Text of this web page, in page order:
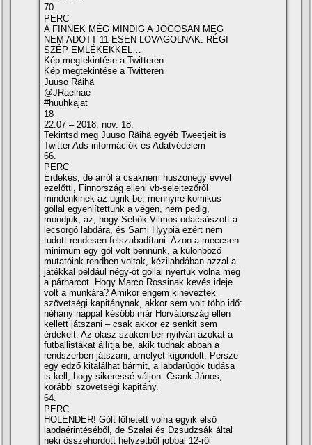
70.
PERC
A FINNEK MÉG MINDIG A JOGOSAN MEG
NEM ADOTT 11-ESEN LOVAGOLNAK. RÉGI
SZÉP EMLÉKEKKEL…
Kép megtekintése a Twitteren
Kép megtekintése a Twitteren
Juuso Räihä
@JRaeihae
#huuhkajat
18
22:07 – 2018. nov. 18.
Tekintsd meg Juuso Räihä egyéb Tweetjeit is
Twitter Ads-információk és Adatvédelem
66.
PERC
Érdekes, de arról a csaknem huszonegy évvel
ezelőtti, Finnország elleni vb-selejtezőről
mindenkinek az ugrik be, mennyire komikus
góllal egyenlí­tettünk a végén, nem pedig,
mondjuk, az, hogy Sebők Vilmos odacsúszott a
lecsorgó labdára, és Sami Hyypiä ezért nem
tudott rendesen felszabadí­tani. Azon a meccsen
minimum egy gól volt bennünk, a különböző
mutatóink rendben voltak, kézilabdában azzal a
játékkal például négy-öt góllal nyertük volna meg
a párharcot. Hogy Marco Rossinak kevés ideje
volt a munkára? Amikor engem kineveztek
szövetségi kapitánynak, akkor sem volt több idő:
néhány nappal később már Horvátország ellen
kellett játszani – csak akkor ez senkit sem
érdekelt. Az olasz szakember nyilván azokat a
futballistákat állí­tja be, akik tudnak abban a
rendszerben játszani, amelyet kigondolt. Persze
egy edző kitalálhat bármit, a labdarúgók tudása
is kell, hogy sikeressé váljon. Csank János,
korábbi szövetségi kapitány.
64.
PERC
HOLENDER! Gólt lőhetett volna egyik első
labdaérintéséből, de Szalai és Dzsudzsák által
neki összehordott helyzetből jobbal 12-ről